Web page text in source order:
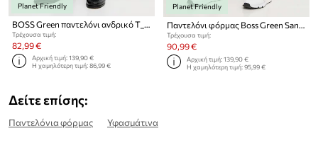
Planet Friendly
Τρέχουσα τιμή:
82,99 €
Αρχική τιμή:139,90 €
Η χαμηλότερη τιμή:86,99 €
Planet Friendly
Παντελόνι φόρμας Boss Green San Jared-C
Τρέχουσα τιμή:
90,99 €
Αρχική τιμή:139,90 €
Η χαμηλότερη τιμή:95,99 €
Δείτε επίσης:
Παντελόνια φόρμας Υφασμάτινα